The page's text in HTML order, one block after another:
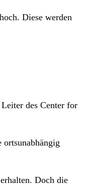
Diese werden
des Center for
Doch die